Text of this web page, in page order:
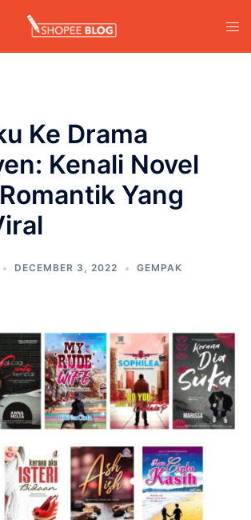
Ke Drama
Kenali Novel
Yang
DECEMBER 3, 2022 GEMPAK